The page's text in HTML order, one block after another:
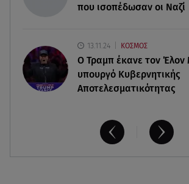
που ισοπέδωσαν οι Ναζί
13.11.24 ΚΟΣΜΟΣ
O Τραμπ έκανε τον
υπουργό Κυβερνητικής
Αποτελεσματικότητας